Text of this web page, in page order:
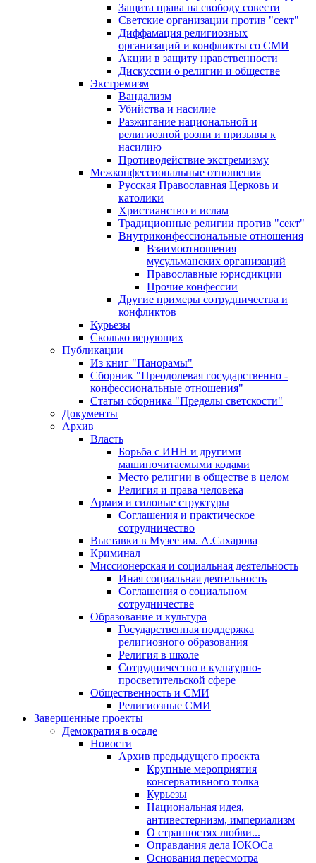
Защита права на свободу совести
Светские организации против "сект"
Диффамация религиозных
организаций и конфликты со СМИ
Акции в защиту нравственности
Дискуссии о религии и обществе
Экстремизм
Вандализм
Убийства и насилие
Разжигание национальной и
религиозной розни и призывы к
насилию
Противодействие экстремизму
Межконфессиональные отношения
Русская Православная Церковь и
католики
Христианство и ислам
Традиционные религии против "сект"
Внутриконфессиональные отношения
Взаимоотношения
мусульманских организаций
Православные юрисдикции
Прочие конфессии
Другие примеры сотрудничества и
конфликтов
Курьезы
Сколько верующих
Публикации
Из книг "Панорамы"
Сборник "Преодолевая государственно -
конфессиональные отношения"
Статьи сборника "Пределы светскости"
Документы
Архив
Власть
Борьба с ИНН и другими
машиночитаемыми кодами
Место религии в обществе в целом
Религия и права человека
Армия и силовые структуры
Соглашения и практическое
сотрудничество
Выставки в Музее им. А.Сахарова
Криминал
Миссионерская и социальная деятельность
Иная социальная деятельность
Соглашения о социальном
сотрудничестве
Образование и культура
Государственная поддержка
религиозного образования
Религия в школе
Сотрудничество в культурно-
просветительской сфере
Общественность и СМИ
Религиозные СМИ
Завершенные проекты
Демократия в осаде
Новости
Архив предыдущего проекта
Крупные мероприятия
консервативного толка
Курьезы
Национальная идея,
антивестернизм, империализм
О странностях любви...
Оправдания дела ЮКОСа
Основания пересмотра